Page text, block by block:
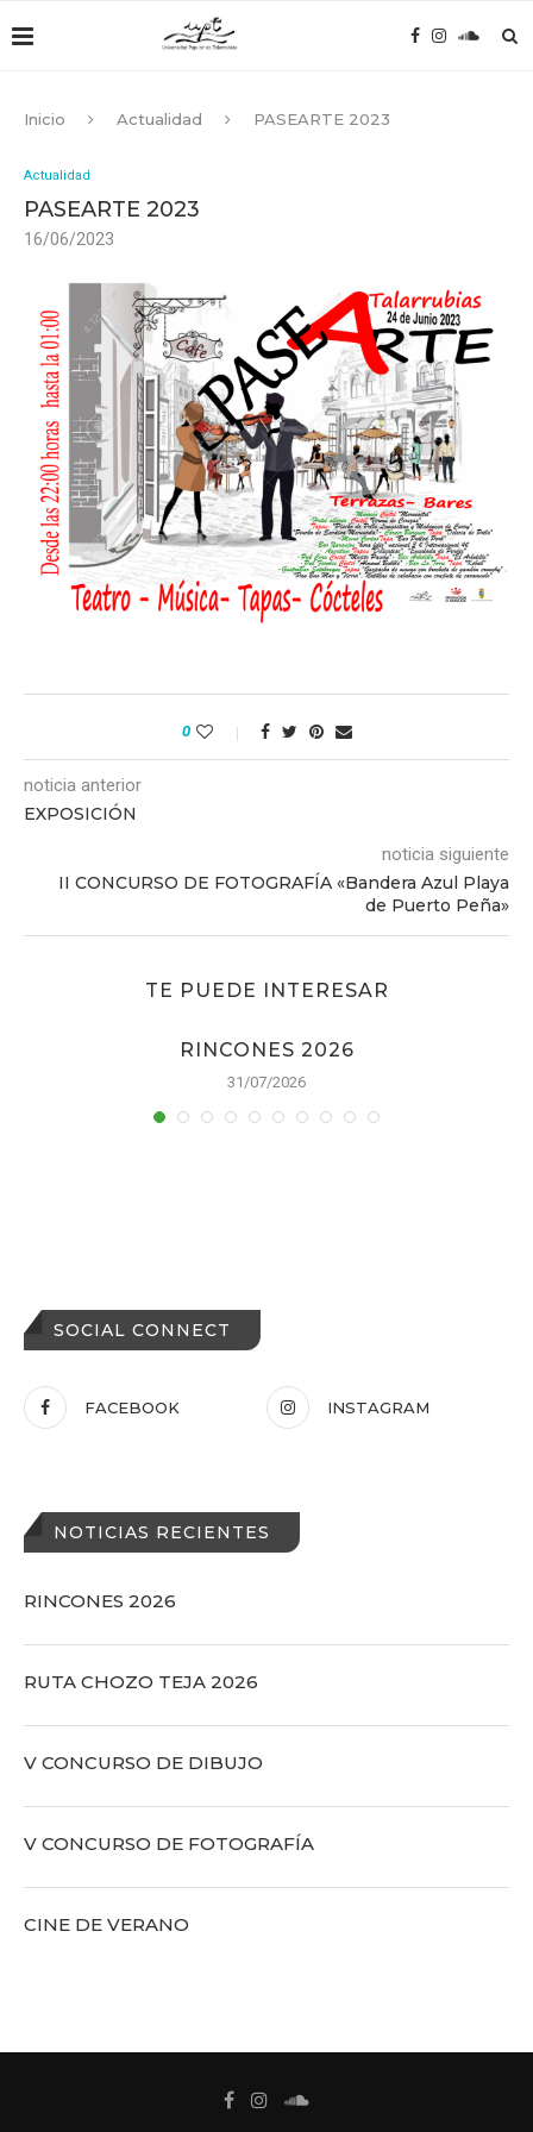
Inicio Actualidad PASEARTE 2023
Actualidad
PASEARTE 2023
16/06/2023
0
noticia anterior
EXPOSICIÓN
noticia siguiente
II CONCURSO DE FOTOGRAFÍA «Bandera Azul Playa
de Puerto Peña»
TE PUEDE INTERESAR
RINCONES 2026
31/07/2026
SOCIAL CONNECT
FACEBOOK INSTAGRAM
NOTICIAS RECIENTES
RINCONES 2026
RUTA CHOZO TEJA 2026
V CONCURSO DE DIBUJO
V CONCURSO DE FOTOGRAFÍA
CINE DE VERANO